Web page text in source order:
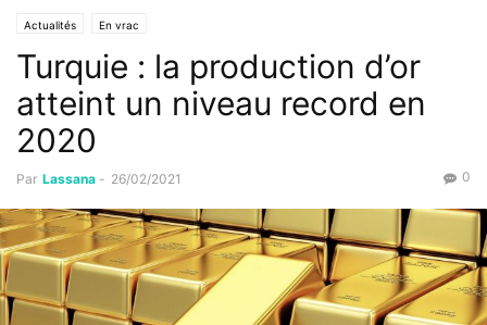
Actualités En vrac
Turquie : la production d’or
atteint un niveau record en
2020
Par Lassana - 26/02/2021 0